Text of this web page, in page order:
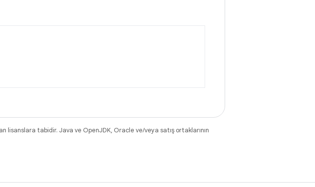
lisanslara tabidir. Java ve OpenJDK, Oracle ve/veya satış ortaklarının